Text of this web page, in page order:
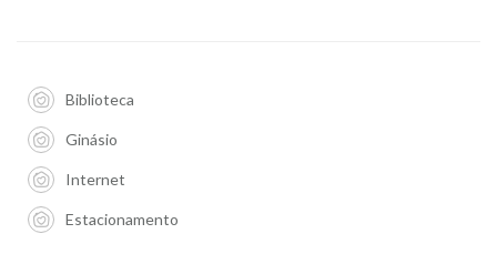
Biblioteca
Ginásio
Internet
Estacionamento